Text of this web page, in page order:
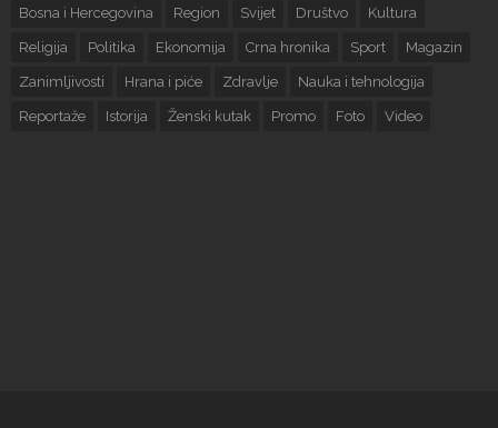
Bosna i Hercegovina Region Svijet Društvo Kultura
Religija Politika Ekonomija Crna hronika Sport Magazin
Zanimljivosti Hrana i piće Zdravlje Nauka i tehnologija
Reportaže Istorija Ženski kutak Promo Foto Video